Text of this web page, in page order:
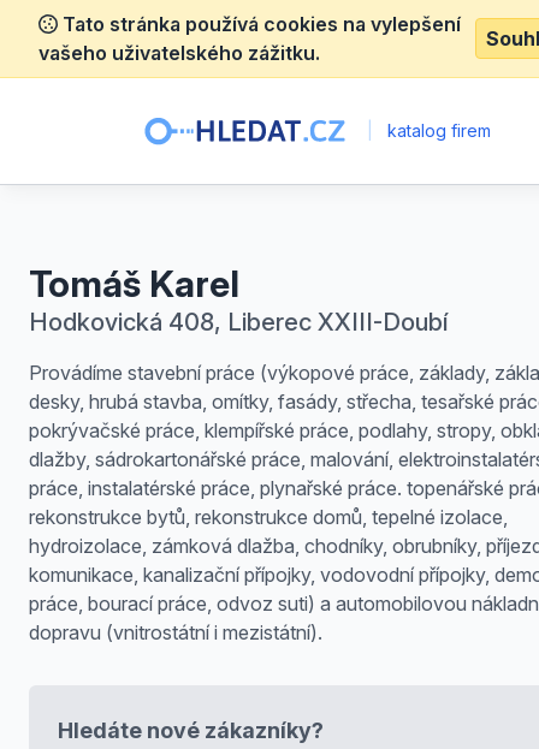
Tato stránka používá cookies na vylepšení
vašeho uživatelského zážitku.
katalog firem
Tomáš Karel
Hodkovická 408, Liberec XXIII-Doubí
Provádíme stavební práce (výkopové práce, základy,
desky, hrubá stavba, omítky, fasády, střecha, tesařské
pokrývačské práce, klempířské práce, podlahy, stropy,
dlažby, sádrokartonářské práce, malování,
práce, instalatérské práce, plynařské práce. topenářské
rekonstrukce bytů, rekonstrukce domů, tepelné izolace,
hydroizolace, zámková dlažba, chodníky, obrubníky,
komunikace, kanalizační přípojky, vodovodní přípojky,
práce, bourací práce, odvoz suti) a automobilovou
dopravu (vnitrostátní i mezistátní).
Hledáte nové zákazníky?